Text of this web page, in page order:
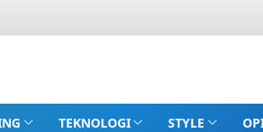
TEKNOLOGI STYLE